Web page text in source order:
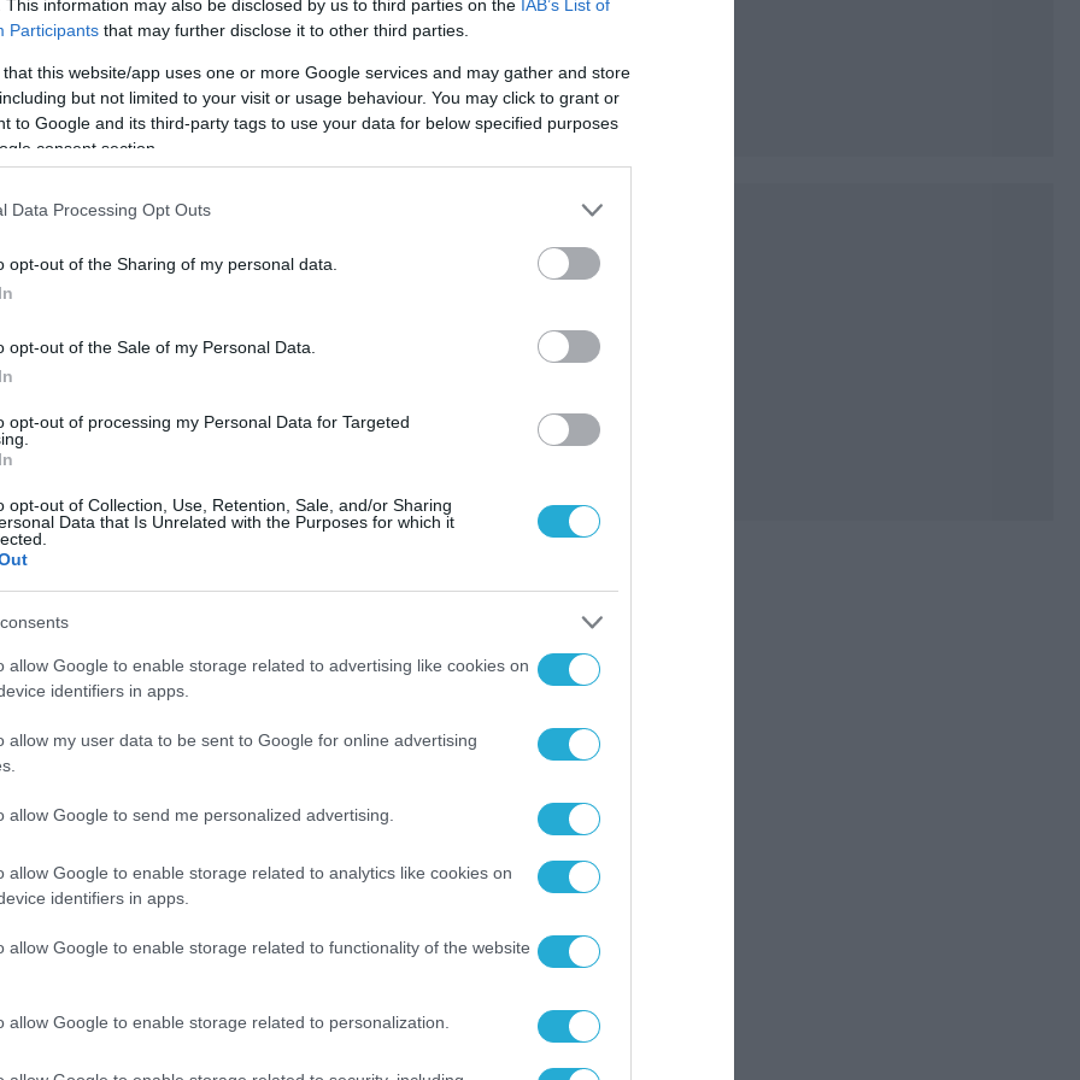
This information may also be disclosed by us to third parties on the IAB’s List of
Participants that may further disclose it to other third parties.
that this website/app uses one or more Google services and may gather and store
but not limited to your visit or usage behaviour. You may click to grant or
to Google and its third-party tags to use your data for below specified purposes
consent section.
Data Processing Opt Outs
opt-out of the Sharing of my personal data.
opt-out of the Sale of my Personal Data.
opt-out of processing my Personal Data for Targeted
opt-out of Collection, Use, Retention, Sale, and/or Sharing
Data that Is Unrelated with the Purposes for which it
allow Google to enable storage related to advertising like cookies on
identifiers in apps.
allow my user data to be sent to Google for online advertising
allow Google to send me personalized advertising.
allow Google to enable storage related to analytics like cookies on
identifiers in apps.
allow Google to enable storage related to functionality of the website
allow Google to enable storage related to personalization.
| 11:16
Μπλόκο σε αμερικανικά
από μέλη του ΚΚΕ (βίντεο)
συνθήματα με κόκκινη μπογιά «killers go home»
| 17:15
Ο Πρόεδρος Ν.Χριστοδουλίδης
φοιτητές των τμημάτων
και ΜΜΕ των κυπριακών
στο Προεδρικό Μέγαρο
της Κυπριακής Δημοκρατίας Νίκος Χριστοδουλίδης
και ΜΜΕ των κυπριακών Πανεπιστημίων και
συνέντευξη
| 19:26
αποκαλύψεις για τα πυρομαχικά:
7.500 τόνοι έχουν φύγει από τις
του ΕΣ